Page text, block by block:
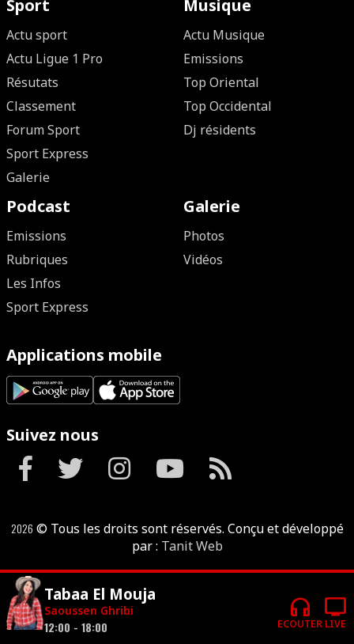
Sport
Actu sport
Actu Ligue 1 Pro
Résutats
Classement
Forum Sport
Sport Express
Galerie
Musique
Actu Musique
Emissions
Top Oriental
Top Occidental
Dj résidents
Podcast
Emissions
Rubriques
Les Infos
Sport Express
Galerie
Photos
Vidéos
Applications mobile
Suivez nous
2026 © Tous les droits sont réservés. Conçu et développé
par : Tanit Web
Tabaa El Mouja
Saoussen Ghribi
12:00 - 18:00
headphones
ECOUTER
tv
LIVE